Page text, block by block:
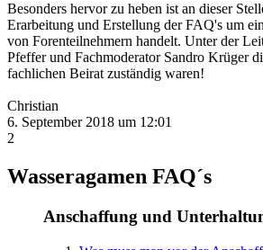
Besonders hervor zu heben ist an dieser
Erarbeitung und Erstellung der FAQ's um
von Forenteilnehmern handelt. Unter der
Pfeffer und Fachmoderator Sandro Krüger
fachlichen Beirat zuständig waren!
Christian
6. September 2018 um 12:01
2
Wasseragamen FAQ´s
Anschaffung und